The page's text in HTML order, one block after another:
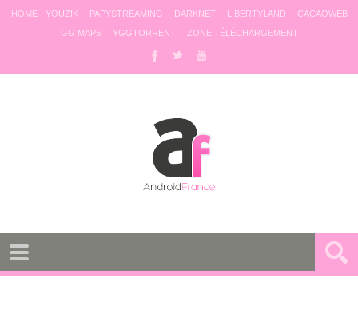
HOME YOUZIK PAPYSTREAMING DARKNET LIBERTYLAND
CACAOWEB
GG MAPS
YGGTORRENT ZONE TÉLÉCHARGEMENT